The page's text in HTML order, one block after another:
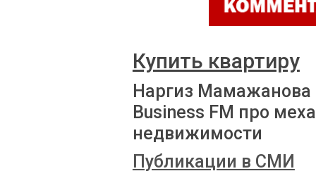
Купить квартиру
Наргиз Мамажанова
Business FM про
недвижимости
Публикации в СМИ